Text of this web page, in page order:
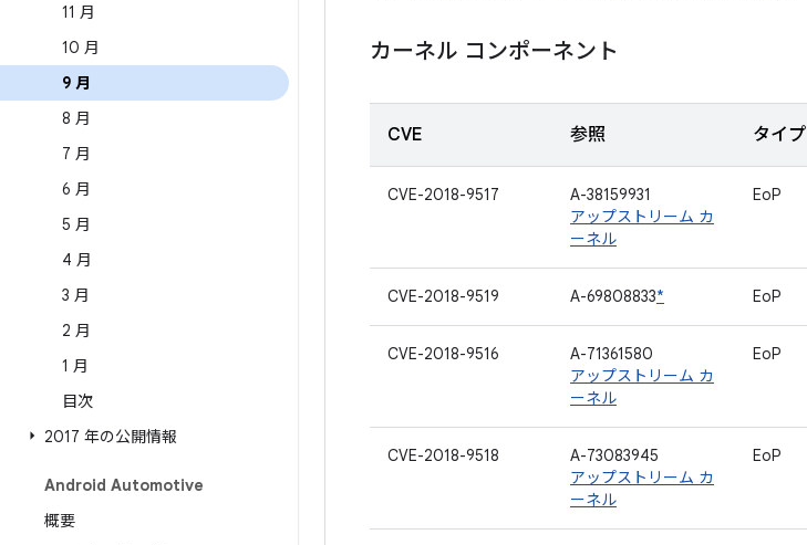
11 月
10 月
9 月
8 月
7 月
6 月
5 月
4 月
3 月
2 月
1 月
目次
2017 年の公開情報
Android Automotive
概要
カーネル コンポーネント
CVE 参照 タイプ
CVE-2018-9517
A-38159931
アップストリーム カ
ーネル
EoP
CVE-2018-9519 A-69808833* EoP
CVE-2018-9516
A-71361580
アップストリーム カ
ーネル
EoP
CVE-2018-9518
A-73083945
アップストリーム カ
ーネル
EoP